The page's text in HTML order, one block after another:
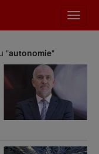
meniu
"autonomie"